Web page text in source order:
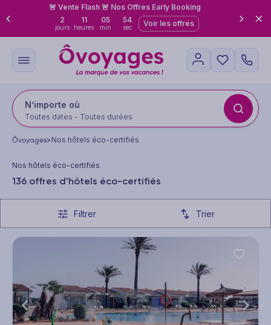
🚨 Vente Flash 🚨 Nos Offres Early Booking
2
jours
11
heures
05
min
52
sec Voir les offres
N’importe où
Toutes dates - Toutes durées
Ôvoyages>Nos hôtels éco-certifiés
Nos hôtels éco-certifiés
136 offres d’hôtels éco-certifiés
Filtrer Trier